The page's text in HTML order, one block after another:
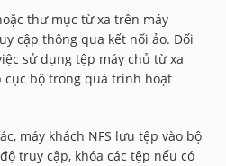
thư mục từ xa trên máy
cập thông qua kết nối ảo. Đối
sử dụng tệp máy chủ từ xa
bộ trong quá trình hoạt
máy khách NFS lưu tệp vào bộ
truy cập, khóa các tệp nếu có